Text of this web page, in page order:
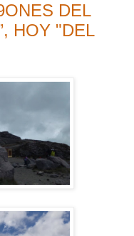
DEL
HOY "DEL